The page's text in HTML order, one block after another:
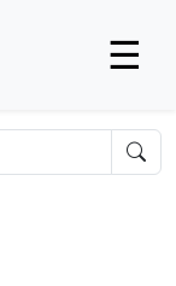
☰